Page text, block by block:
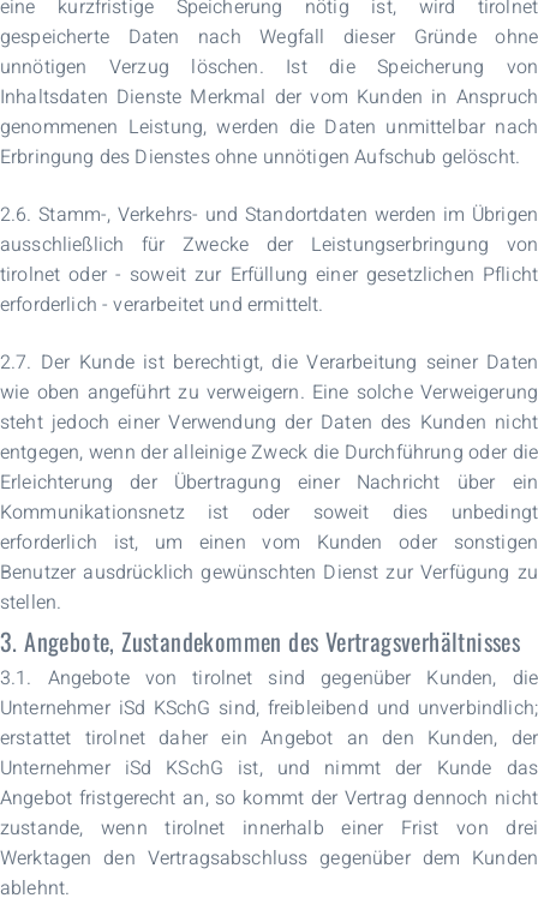
eine kurzfristige Speicherung nötig ist, wird tirolnet
gespeicherte Daten nach Wegfall dieser Gründe ohne
unnötigen Verzug löschen. Ist die Speicherung von
Inhaltsdaten Dienste Merkmal der vom Kunden in Anspruch
genommenen Leistung, werden die Daten unmittelbar nach
Erbringung des Dienstes ohne unnötigen Aufschub gelöscht.
2.6. Stamm-, Verkehrs- und Standortdaten werden im Übrigen
ausschließlich für Zwecke der Leistungserbringung von
tirolnet oder - soweit zur Erfüllung einer gesetzlichen Pflicht
erforderlich - verarbeitet und ermittelt.
2.7. Der Kunde ist berechtigt, die Verarbeitung seiner Daten
wie oben angeführt zu verweigern. Eine solche Verweigerung
steht jedoch einer Verwendung der Daten des Kunden nicht
entgegen, wenn der alleinige Zweck die Durchführung oder die
Erleichterung der Übertragung einer Nachricht über ein
Kommunikationsnetz ist oder soweit dies unbedingt
erforderlich ist, um einen vom Kunden oder sonstigen
Benutzer ausdrücklich gewünschten Dienst zur Verfügung zu
stellen.
3. Angebote, Zustandekommen des Vertragsverhältnisses
3.1. Angebote von tirolnet sind gegenüber Kunden, die
Unternehmer iSd KSchG sind, freibleibend und unverbindlich;
erstattet tirolnet daher ein Angebot an den Kunden, der
Unternehmer iSd KSchG ist, und nimmt der Kunde das
Angebot fristgerecht an, so kommt der Vertrag dennoch nicht
zustande, wenn tirolnet innerhalb einer Frist von drei
Werktagen den Vertragsabschluss gegenüber dem Kunden
ablehnt.